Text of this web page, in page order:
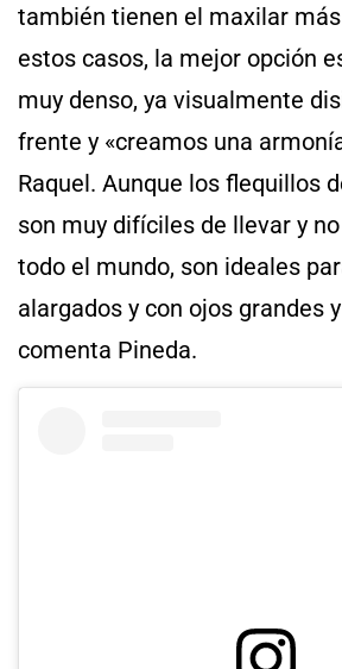
también tienen el maxilar
estos casos, la mejor opción
muy denso, ya visualmente
frente y «creamos una
Raquel. Aunque los flequillos
son muy difíciles de llevar y
todo el mundo, son ideales
alargados y con ojos grandes
comenta Pineda.